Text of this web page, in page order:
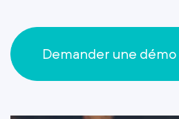
Demander une démo